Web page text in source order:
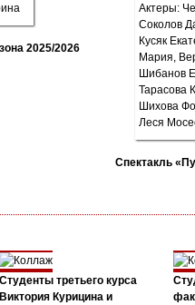
2025/2026
Спектакль
Студенты третьего курса
Виктория Курицина и